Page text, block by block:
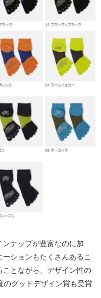
ナップが豊富なのに加
ションもたくさんあるこ
とながら、デザイン性の
のグッドデザイン賞も受賞